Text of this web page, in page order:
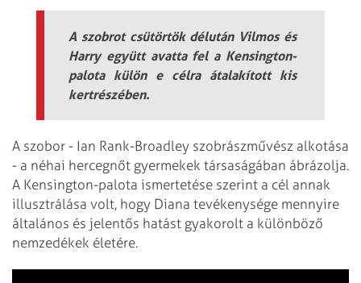
A szobrot csütörtök délután Vilmos és
Harry együtt avatta fel a Kensington-
palota külön e célra átalakított kis
kertrészében.
A szobor - Ian Rank-Broadley szobrászművész alkotása
- a néhai hercegnőt gyermekek társaságában ábrázolja.
A Kensington-palota ismertetése szerint a cél annak
illusztrálása volt, hogy Diana tevékenysége mennyire
általános és jelentős hatást gyakorolt a különböző
nemzedékek életére.